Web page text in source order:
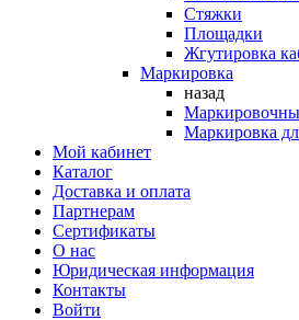
Стяжки
Площадки
Жгутировка
Маркировка
назад
Маркировка
Мой кабинет
Каталог
Доставка и оплата
Партнерам
Сертификаты
О нас
Юридическая информация
Контакты
Войти